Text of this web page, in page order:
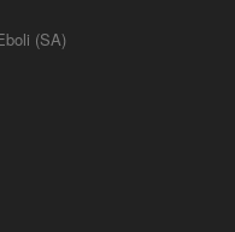
(SA)